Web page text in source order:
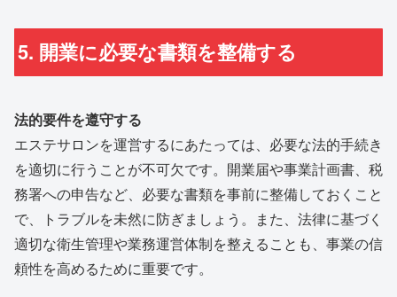
5. 開業に必要な書類を整備する
法的要件を遵守する
エステサロンを運営するにあたっては、必要な法的手続き
を適切に行うことが不可欠です。開業届や事業計画書、税
務署への申告など、必要な書類を事前に整備しておくこと
で、トラブルを未然に防ぎましょう。また、法律に基づく
適切な衛生管理や業務運営体制を整えることも、事業の信
頼性を高めるために重要です。